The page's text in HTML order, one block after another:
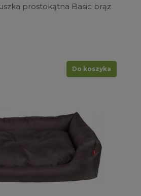
prostokątna Basic brąz
Do koszyka